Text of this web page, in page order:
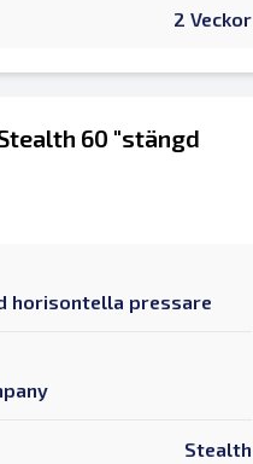
2 Veckor
60 "stängd
horisontella pressare
Stealth